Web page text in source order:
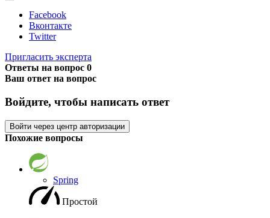
Facebook
Вконтакте
Twitter
Пригласить эксперта
Ответы на вопрос 0
Ваш ответ на вопрос
Войдите, чтобы написать ответ
Войти через центр авторизации
Похожие вопросы
Spring
Простой